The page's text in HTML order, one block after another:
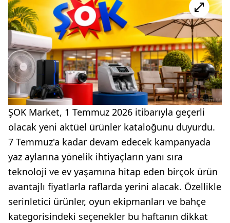
ŞOK Market, 1 Temmuz 2026 itibarıyla geçerli
olacak yeni aktüel ürünler kataloğunu duyurdu.
7 Temmuz'a kadar devam edecek kampanyada
yaz aylarına yönelik ihtiyaçların yanı sıra
teknoloji ve ev yaşamına hitap eden birçok ürün
avantajlı fiyatlarla raflarda yerini alacak. Özellikle
serinletici ürünler, oyun ekipmanları ve bahçe
kategorisindeki seçenekler bu haftanın dikkat